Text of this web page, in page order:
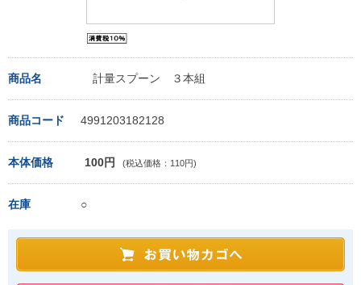
商品名 計量スプーン ３本組
商品コード 4991203182128
本体価格 100円 (税込価格：110円)
在庫 ○